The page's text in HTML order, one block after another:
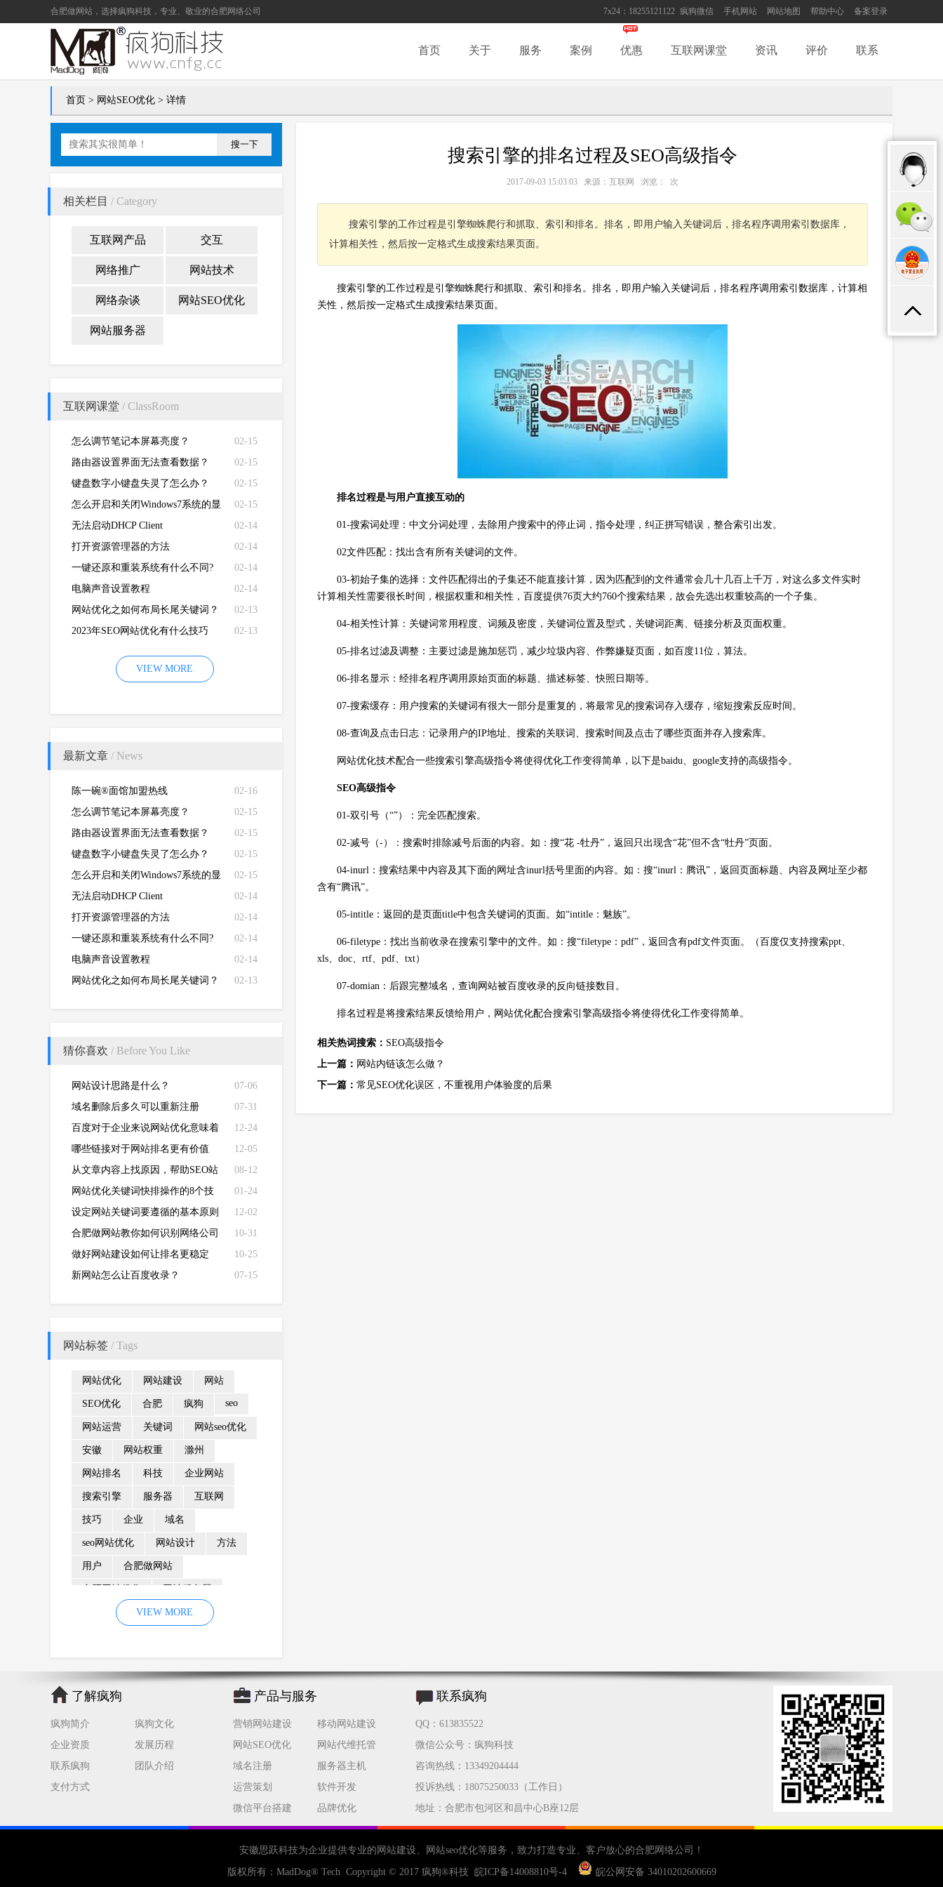
7x24：18255121122 疯狗微信 手机网站 网站地图 帮助中心 备案登录
合肥做网站 ，选择疯狗科技，专业、敬业的合肥网络公司
首页 关于 服务 案例 优惠 互联网课堂 资讯 评价 联系
首页 > 网站SEO优化 > 详情
搜一下
相关栏目 / Category
互联网产品 交互
网络推广 网站技术
网络杂谈 网站SEO优化
网站服务器
互联网课堂 / ClassRoom
02-15
怎么调节笔记本屏幕亮度？
02-15
路由器设置界面无法查看数据？
02-15
键盘数字小键盘失灵了怎么办？
02-15
怎么开启和关闭Windows7系统的显
卡硬件加速功能
02-14
无法启动DHCP Client
02-14
打开资源管理器的方法
02-14
一键还原和重装系统有什么不同?
02-14
电脑声音设置教程
02-13
网站优化之如何布局长尾关键词？
02-13
2023年SEO网站优化有什么技巧
VIEW MORE
最新文章 / News
02-16
陈一碗®面馆加盟热线
02-15
怎么调节笔记本屏幕亮度？
02-15
路由器设置界面无法查看数据？
02-15
键盘数字小键盘失灵了怎么办？
02-15
怎么开启和关闭Windows7系统的显
卡硬件加速功能
02-14
无法启动DHCP Client
02-14
打开资源管理器的方法
02-14
一键还原和重装系统有什么不同?
02-14
电脑声音设置教程
02-13
网站优化之如何布局长尾关键词？
猜你喜欢 / Before You Like
07-06
网站设计思路是什么？
07-31
域名删除后多久可以重新注册
12-24
百度对于企业来说网站优化意味着
什么?
12-05
哪些链接对于网站排名更有价值
08-12
从文章内容上找原因，帮助SEO站
长提高阅读率
01-24
网站优化关键词快排操作的8个技
巧！
12-02
设定网站关键词要遵循的基本原则
10-31
合肥做网站教你如何识别网络公司
10-25
做好网站建设如何让排名更稳定
07-15
新网站怎么让百度收录？
网站标签 / Tags
网站优化 网站建设 网站
SEO优化 合肥 疯狗 seo
网站运营 关键词 网站seo优化
安徽 网站权重 滁州
网站排名 科技 企业网站
搜索引擎 服务器 互联网
技巧 企业 域名
seo网站优化 网站设计 方法
用户 合肥做网站
优化 网站降权
企业网站建设 效果 页面
网络营销 因素 网络公司
网站流量
百度优化 网站收录
网站seo 专业
VIEW MORE
搜索引擎的排名过程及SEO高级指令
2017-09-03 15:03:03 来源：互联网 浏览： 次
搜索引擎的工作过程是引擎蜘蛛爬行和抓取、索引和排名。排名，即用户输入关键词后，排名程序调用索引数据库，
计算相关性，然后按一定格式生成搜索结果页面。
搜索引擎的工作过程是引擎蜘蛛爬行和抓取、索引和排名。排名，即用户输入关键词后，排名程序调用索引数据库，计算相
关性，然后按一定格式生成搜索结果页面。
排名过程是与用户直接互动的
01-搜索词处理：中文分词处理，去除用户搜索中的停止词，指令处理，纠正拼写错误，整合索引出发。
02文件匹配：找出含有所有关键词的文件。
03-初始子集的选择：文件匹配得出的子集还不能直接计算，因为匹配到的文件通常会几十几百上千万，对这么多文件实时
计算相关性需要很长时间，根据权重和相关性，百度提供76页大约760个搜索结果，故会先选出权重较高的一个子集。
04-相关性计算：关键词常用程度、词频及密度，关键词位置及型式，关键词距离、链接分析及页面权重。
05-排名过滤及调整：主要过滤是施加惩罚，减少垃圾内容、作弊嫌疑页面，如百度11位，算法。
06-排名显示：经排名程序调用原始页面的标题、描述标签、快照日期等。
07-搜索缓存：用户搜索的关键词有很大一部分是重复的，将最常见的搜索词存入缓存，缩短搜索反应时间。
08-查询及点击日志：记录用户的IP地址、搜索的关联词、搜索时间及点击了哪些页面并存入搜索库。
网站优化技术配合一些搜索引擎高级指令将使得优化工作变得简单，以下是baidu、google支持的高级指令。
SEO高级指令
01-双引号（“”）：完全匹配搜索。
02-减号（-）：搜索时排除减号后面的内容。如：搜“花 -牡丹”，返回只出现含“花”但不含“牡丹”页面。
04-inurl：搜索结果中内容及其下面的网址含inurl括号里面的内容。如：搜“inurl：腾讯”，返回页面标题、内容及网址至少都
含有“腾讯”。
05-intitle：返回的是页面title中包含关键词的页面。如“intitle：魅族”。
06-filetype：找出当前收录在搜索引擎中的文件。如：搜“filetype：pdf”，返回含有pdf文件页面。（百度仅支持搜索ppt、
xls、doc、rtf、pdf、txt）
07-domian：后跟完整域名，查询网站被百度收录的反向链接数目。
排名过程是将搜索结果反馈给用户，网站优化配合搜索引擎高级指令将使得优化工作变得简单。
相关热词搜索： SEO高级指令
上一篇： 网站内链该怎么做？
下一篇： 常见SEO优化误区，不重视用户体验度的后果
了解疯狗
疯狗简介
疯狗文化
企业资质
发展历程
联系疯狗
团队介绍
支付方式
产品与服务
营销网站建设
移动网站建设
网站SEO优化
网站代维托管
域名注册
服务器主机
运营策划
软件开发
微信平台搭建
品牌优化
联系疯狗
QQ：613835522
微信公众号：疯狗科技
咨询热线：13349204444
投诉热线：18075250033（工作日）
地址：合肥市包河区和昌中心B座12层
安徽思跃科技为企业提供专业的 网站建设 、 网站seo优化等服务，致力打造专业、客户放心的合肥网络公司 ！
版权所有： MadDog® Tech Copyright © 2017 疯狗®科技 皖ICP备14008810号-4 皖公网安备 34010202600669